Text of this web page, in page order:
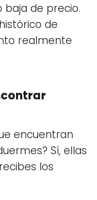
de precio.
de
realmente
encuentran
Sí, ellas
los